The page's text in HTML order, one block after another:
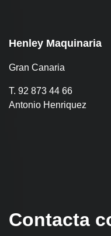
Henley Maquinaria
Gran Canaria
T. 92 873 44 66
Antonio Henriquez
Contacta